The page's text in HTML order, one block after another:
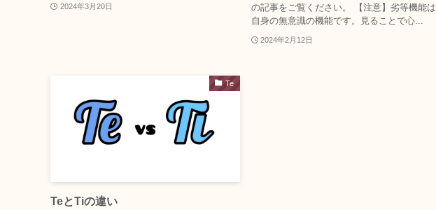
2024年3月20日
の記事をご覧ください。 【注意】劣等機能は
自身の無意識の機能です。見ることで心...
2024年2月12日
Te
TeとTiの違い